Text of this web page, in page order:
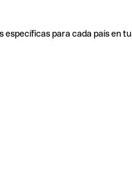
específicas para cada país en tu